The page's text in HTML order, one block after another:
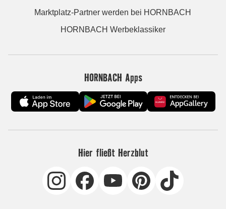
Marktplatz-Partner werden bei HORNBACH
HORNBACH Werbeklassiker
HORNBACH Apps
Hier fließt Herzblut